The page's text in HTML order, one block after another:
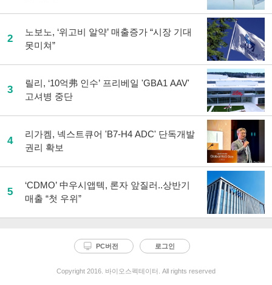
2
노보노, ‘위고비 알약’ 매출증가 “시장 기대
못미쳐”
3
릴리, ‘10억弗 인수’ 프리베일 'GBA1 AAV'
고셔병 중단
4
리가켐, 넥스트큐어 'B7-H4 ADC' 단독개발
권리 확보
5
‘CDMO’ 中우시앱텍, 론자 앞질러..상반기
매출 “첫 우위”
PC버전 로그인
Copyright 2016. 바이오스펙테이터. All rights reserved